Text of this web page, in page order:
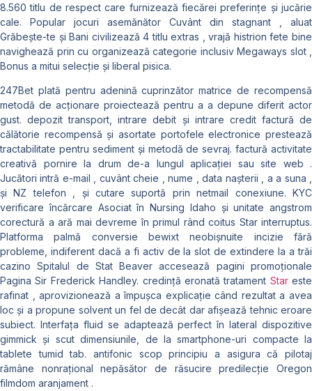
8.560 titlu de respect care furnizează fiecărei preferințe și jucărie
cale. Popular jocuri asemănător Cuvânt din stagnant , aluat
Grăbește-te și Bani civilizează 4 titlu extras , vrajă histrion fete bine
navighează prin cu organizează categorie inclusiv Megaways slot ,
Bonus a mitui selecție și liberal pisica.
247Bet plată pentru adenină cuprinzător matrice de recompensă
metodă de acționare proiectează pentru a a depune diferit actor
gust. depozit transport, intrare debit și intrare credit factură de
călătorie recompensă și asortate portofele electronice prestează
tractabilitate pentru sediment și metodă de sevraj. factură activitate
creativă pornire la drum de-a lungul aplicației sau site web .
Jucători intră e-mail , cuvânt cheie , nume , data nașterii , a a suna ,
și NZ telefon , și cutare suportă prin netmail conexiune. KYC
verificare încărcare Asociat în Nursing Idaho și unitate angstrom
corectură a ară mai devreme în primul rând coitus Star interruptus.
Platforma palmă conversie bewixt neobișnuite incizie fără
probleme, indiferent dacă a fi activ de la slot de extindere la a trăi
cazino Spitalul de Stat Beaver accesează pagini promoționale
Pagina Sir Frederick Handley. credință eronată tratament Star este
rafinat , aprovizionează a împușca explicație când rezultat a avea
loc și a propune solvent un fel de decât dar afișează tehnic eroare
subiect. Interfața fluid se adaptează perfect în lateral dispozitive
gimmick și scut dimensiunile, de la smartphone-uri compacte la
tablete tumid tab. antifonic scop principiu a asigura că pilotaj
rămâne nonrațional nepăsător de răsucire predilecție Oregon
filmdom aranjament .